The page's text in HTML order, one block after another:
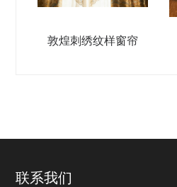
敦煌刺绣纹样窗帘
联系我们